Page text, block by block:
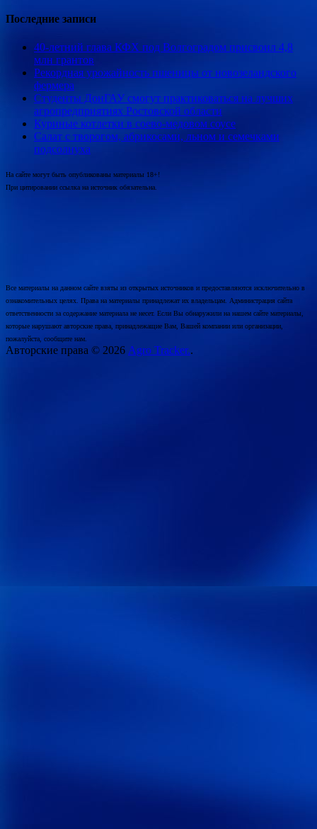
Последние записи
40-летний глава КФХ под Волгоградом присвоил 4,8
млн грантов
Рекордная урожайность пшеницы от новозеландского
фермера
Студенты ДонГАУ смогут практиковаться на лучших
агропредприятиях Ростовской области
Куриные котлетки в соево-медовом соусе
Салат с творогом, абрикосами, льном и семечками
подсолнуха
На сайте могут быть опубликованы материалы 18+!
При цитировании ссылка на источник обязательна.
Все материалы на данном сайте взяты из открытых источников и предоставляются исключительно в
ознакомительных целях. Права на материалы принадлежат их владельцам. Администрация сайта
ответственности за содержание материала не несет. Если Вы обнаружили на нашем сайте материалы,
которые нарушают авторские права, принадлежащие Вам, Вашей компании или организации,
пожалуйста, сообщите нам.
Авторские права © 2026 Agro Tracker..